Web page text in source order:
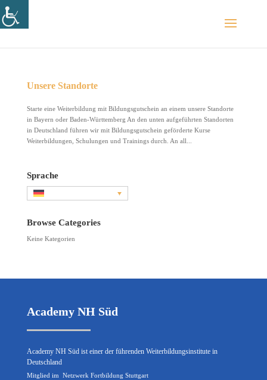
Unsere Standorte
Starte eine Weiterbildung mit Bildungsgutschein an einem unsere Standorte
in Bayern oder Baden-Württemberg An den unten aufgeführten Standorten
in Deutschland führen wir mit Bildungsgutschein geförderte Kurse
Weiterbildungen, Schulungen und Trainings durch. An all...
Sprache
Browse Categories
Keine Kategorien
Academy NH Süd
Academy NH Süd ist einer der führenden Weiterbildungsinstitute in
Deutschland
Mitglied im Netzwerk Fortbildung Stuttgart